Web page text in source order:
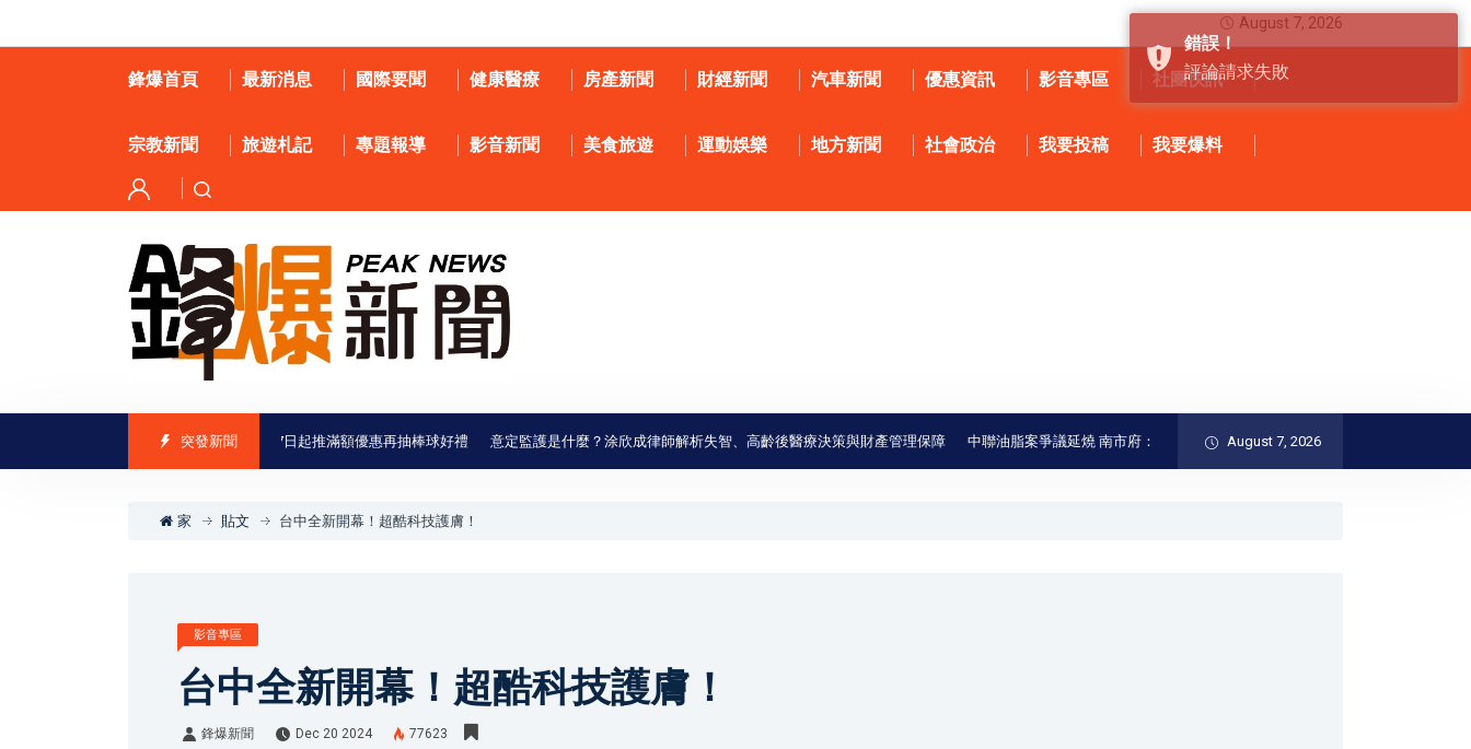
August 7, 2026
鋒爆首頁 最新消息 國際要聞 健康醫療 房產新聞 財經新聞 汽車新聞 優惠資訊 影音專區 社團快訊
宗教新聞 旅遊札記 專題報導 影音新聞 美食旅遊 運動娛樂 地方新聞 社會政治 我要投稿 我要爆料
突發新聞
目魚結合中職掀起吃魚熱潮 全聯8月7日起推滿額優惠再抽棒球好禮 意定監護是什麼？涂欣成律師解析失智、高齡後醫療決策與財產管理保障 中聯油脂案爭議延燒 南市府：食安事件應回歸制度檢討、勿淪政治攻防
August 7, 2026
家 貼文 台中全新開幕！超酷科技護膚！
影音專區
台中全新開幕！超酷科技護膚！
鋒爆新聞 Dec 20 2024 77623
錯誤！
評論請求失敗